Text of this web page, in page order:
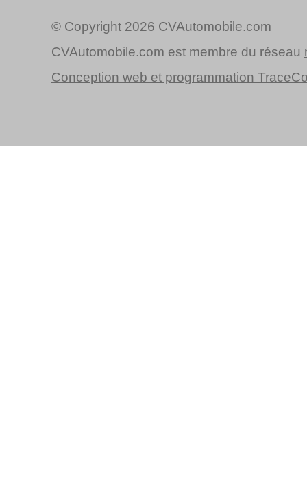
© Copyright 2026 CVAutomobile.com
CVAutomobile.com est membre du réseau
Conception web et programmation